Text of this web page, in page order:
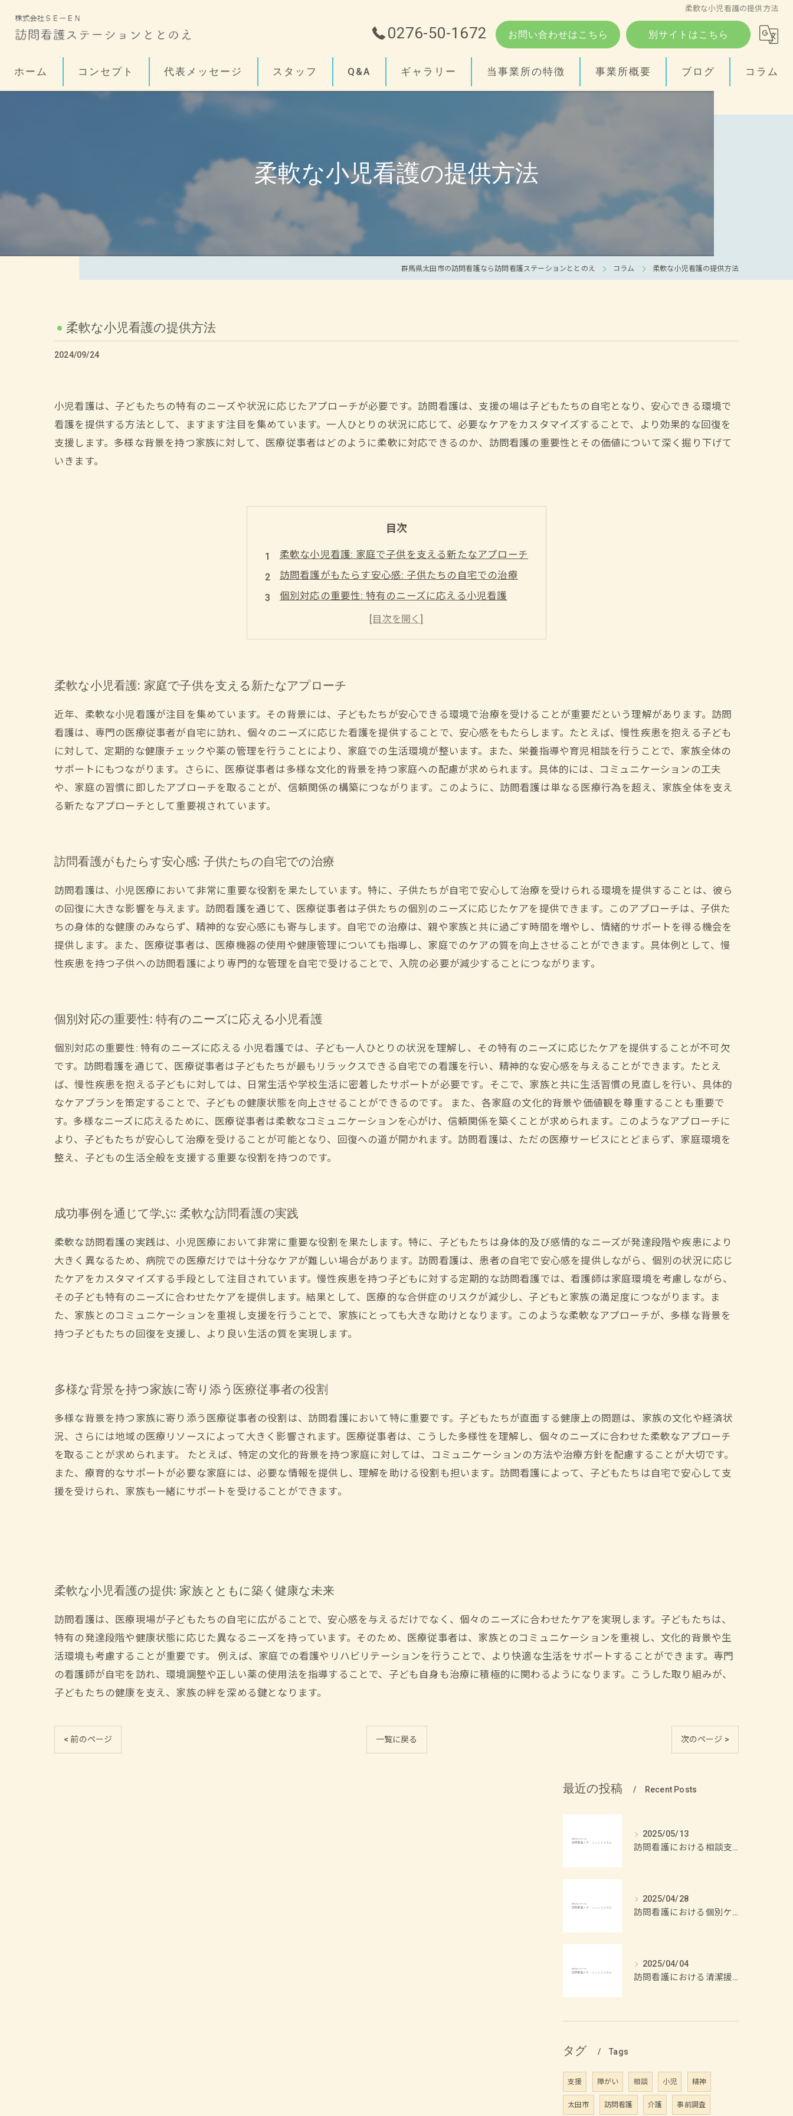
柔軟な小児看護の提供方法
0276-50-1672 お問い合わせはこちら 別サイトはこちら
ホーム コンセプト 代表メッセージ スタッフ Q&A ギャラリー 当事業所の特徴
支援
精神
事業所概要 ブログ コラム
柔軟な小児看護の提供方法
群馬県太田市の訪問看護なら訪問看護ステーションととのえ コラム 柔軟な小児看護の提供方法
柔軟な小児看護の提供方法
2024/09/24
小児看護は、子どもたちの特有のニーズや状況に応じたアプローチが必要です。訪問看護は、支援の場は子どもたちの自宅となり、安心できる環境で
看護を提供する方法として、ますます注目を集めています。一人ひとりの状況に応じて、必要なケアをカスタマイズすることで、より効果的な回復を
支援します。多様な背景を持つ家族に対して、医療従事者はどのように柔軟に対応できるのか、訪問看護の重要性とその価値について深く掘り下げて
いきます。
目次
柔軟な小児看護: 家庭で子供を支える新たなアプローチ
訪問看護がもたらす安心感: 子供たちの自宅での治療
個別対応の重要性: 特有のニーズに応える小児看護
成功事例を通じて学ぶ: 柔軟な訪問看護の実践
多様な背景を持つ家族に寄り添う医療従事者の役割
柔軟な小児看護: 家庭で子供を支える新たなアプローチ
近年、柔軟な小児看護が注目を集めています。その背景には、子どもたちが安心できる環境で治療を受けることが重要だという理解があります。訪問
看護は、専門の医療従事者が自宅に訪れ、個々のニーズに応じた看護を提供することで、安心感をもたらします。たとえば、慢性疾患を抱える子ども
に対して、定期的な健康チェックや薬の管理を行うことにより、家庭での生活環境が整います。また、栄養指導や育児相談を行うことで、家族全体の
サポートにもつながります。さらに、医療従事者は多様な文化的背景を持つ家庭への配慮が求められます。具体的には、コミュニケーションの工夫
や、家庭の習慣に即したアプローチを取ることが、信頼関係の構築につながります。このように、訪問看護は単なる医療行為を超え、家族全体を支え
る新たなアプローチとして重要視されています。
訪問看護がもたらす安心感: 子供たちの自宅での治療
訪問看護は、小児医療において非常に重要な役割を果たしています。特に、子供たちが自宅で安心して治療を受けられる環境を提供することは、彼ら
の回復に大きな影響を与えます。訪問看護を通じて、医療従事者は子供たちの個別のニーズに応じたケアを提供できます。このアプローチは、子供た
ちの身体的な健康のみならず、精神的な安心感にも寄与します。自宅での治療は、親や家族と共に過ごす時間を増やし、情緒的サポートを得る機会を
提供します。また、医療従事者は、医療機器の使用や健康管理についても指導し、家庭でのケアの質を向上させることができます。具体例として、慢
性疾患を持つ子供への訪問看護により専門的な管理を自宅で受けることで、入院の必要が減少することにつながります。
個別対応の重要性: 特有のニーズに応える小児看護
個別対応の重要性: 特有のニーズに応える 小児看護では、子ども一人ひとりの状況を理解し、その特有のニーズに応じたケアを提供することが不可欠
です。訪問看護を通じて、医療従事者は子どもたちが最もリラックスできる自宅での看護を行い、精神的な安心感を与えることができます。たとえ
ば、慢性疾患を抱える子どもに対しては、日常生活や学校生活に密着したサポートが必要です。そこで、家族と共に生活習慣の見直しを行い、具体的
なケアプランを策定することで、子どもの健康状態を向上させることができるのです。 また、各家庭の文化的背景や価値観を尊重することも重要で
す。多様なニーズに応えるために、医療従事者は柔軟なコミュニケーションを心がけ、信頼関係を築くことが求められます。このようなアプローチに
より、子どもたちが安心して治療を受けることが可能となり、回復への道が開かれます。訪問看護は、ただの医療サービスにとどまらず、家庭環境を
整え、子どもの生活全般を支援する重要な役割を持つのです。
成功事例を通じて学ぶ: 柔軟な訪問看護の実践
柔軟な訪問看護の実践は、小児医療において非常に重要な役割を果たします。特に、子どもたちは身体的及び感情的なニーズが発達段階や疾患により
大きく異なるため、病院での医療だけでは十分なケアが難しい場合があります。訪問看護は、患者の自宅で安心感を提供しながら、個別の状況に応じ
たケアをカスタマイズする手段として注目されています。慢性疾患を持つ子どもに対する定期的な訪問看護では、看護師は家庭環境を考慮しながら、
その子ども特有のニーズに合わせたケアを提供します。結果として、医療的な合併症のリスクが減少し、子どもと家族の満足度につながります。ま
た、家族とのコミュニケーションを重視し支援を行うことで、家族にとっても大きな助けとなります。このような柔軟なアプローチが、多様な背景を
持つ子どもたちの回復を支援し、より良い生活の質を実現します。
多様な背景を持つ家族に寄り添う医療従事者の役割
多様な背景を持つ家族に寄り添う医療従事者の役割は、訪問看護において特に重要です。子どもたちが直面する健康上の問題は、家族の文化や経済状
況、さらには地域の医療リソースによって大きく影響されます。医療従事者は、こうした多様性を理解し、個々のニーズに合わせた柔軟なアプローチ
を取ることが求められます。 たとえば、特定の文化的背景を持つ家庭に対しては、コミュニケーションの方法や治療方針を配慮することが大切です。
また、療育的なサポートが必要な家庭には、必要な情報を提供し、理解を助ける役割も担います。訪問看護によって、子どもたちは自宅で安心して支
援を受けられ、家族も一緒にサポートを受けることができます。
柔軟な小児看護の提供: 家族とともに築く健康な未来
訪問看護は、医療現場が子どもたちの自宅に広がることで、安心感を与えるだけでなく、個々のニーズに合わせたケアを実現します。子どもたちは、
特有の発達段階や健康状態に応じた異なるニーズを持っています。そのため、医療従事者は、家族とのコミュニケーションを重視し、文化的背景や生
活環境も考慮することが重要です。 例えば、家庭での看護やリハビリテーションを行うことで、より快適な生活をサポートすることができます。専門
の看護師が自宅を訪れ、環境調整や正しい薬の使用法を指導することで、子ども自身も治療に積極的に関わるようになります。こうした取り組みが、
子どもたちの健康を支え、家族の絆を深める鍵となります。
< 前のページ 一覧に戻る 次のページ >
最近の投稿 Recent Posts
2025/05/13
訪問看護における相談支援の重要性
2025/04/28
訪問看護における個別ケアの重要性
2025/04/04
訪問看護における清潔援助の方法
タグ Tags
支援 障がい 相談 小児 精神
太田市 訪問看護 介護 事前調査